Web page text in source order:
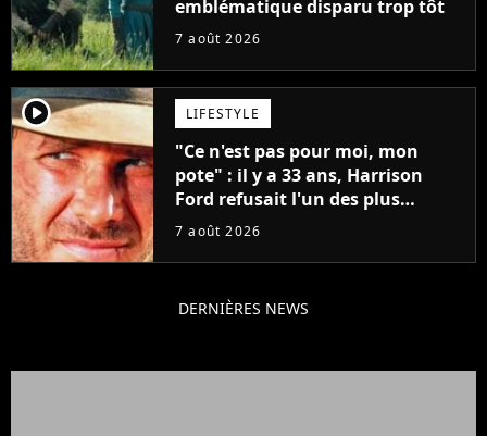
emblématique disparu trop tôt
7 août 2026
player2 LIFESTYLE
"Ce n'est pas pour moi, mon
pote" : il y a 33 ans, Harrison
Ford refusait l'un des plus
grands succès de tous les temps
7 août 2026
DERNIÈRES NEWS